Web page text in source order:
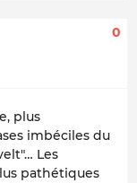
0
plus
imbéciles du
Les
pathétiques